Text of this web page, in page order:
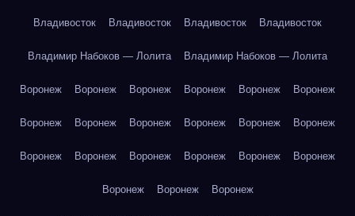
Владивосток Владивосток Владивосток Владивосток
Владимир Набоков — Лолита Владимир Набоков — Лолита
Воронеж Воронеж Воронеж Воронеж Воронеж Воронеж
Воронеж Воронеж Воронеж Воронеж Воронеж Воронеж
Воронеж Воронеж Воронеж Воронеж Воронеж Воронеж
Воронеж Воронеж Воронеж